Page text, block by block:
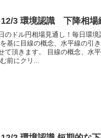
12/3 環境認識 下降相場
のドル円相場見通し！毎日環境
基に目線の概念、水平線の引
て頂きます。 目線の概念、水
前にクリ...